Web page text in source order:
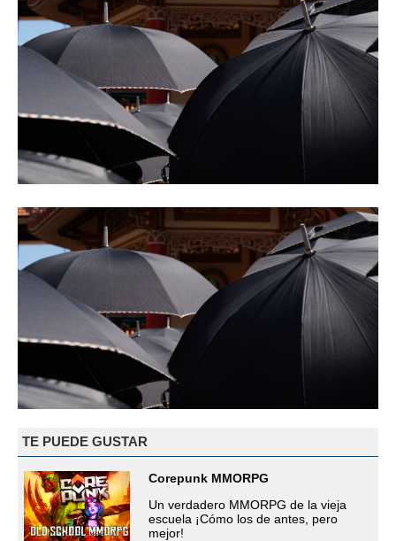
TE PUEDE GUSTAR
Corepunk MMORPG
Un verdadero MMORPG de la vieja
escuela ¡Cómo los de antes, pero
mejor!